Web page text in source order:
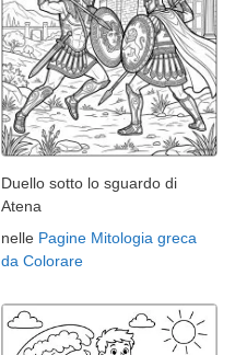
Duello sotto lo sguardo di
Atena
nelle Pagine Mitologia greca
da Colorare